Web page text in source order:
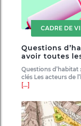
CADRE DE
Questions
avoir toutes
Questions
clés Les acteurs de
[...]